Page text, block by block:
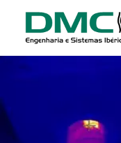
Contenido